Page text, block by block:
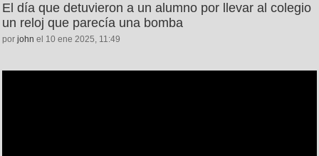
El día que detuvieron a un alumno por llevar al colegio
un reloj que parecía una bomba
por john el 10 ene 2025, 11:49